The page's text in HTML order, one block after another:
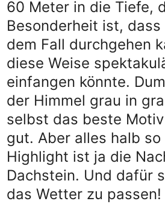
60 Meter in die Tiefe,
Besonderheit ist,
dem Fall durchgehen
diese Weise
einfangen könnte.
der Himmel grau in
selbst das beste
gut. Aber alles halb
Highlight ist ja die
Dachstein. Und dafür
das Wetter zu passen!